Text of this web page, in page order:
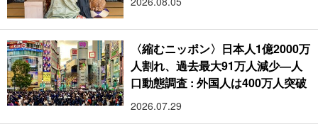
〈縮むニッポン〉日本人1億2000万
人割れ、過去最大91万人減少―人
口動態調査 : 外国人は400万人突破
2026.07.29